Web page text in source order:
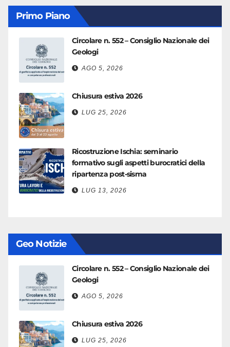
Primo Piano
Circolare n. 552 – Consiglio Nazionale dei
Geologi
AGO 5, 2026
Chiusura estiva 2026
LUG 25, 2026
Ricostruzione Ischia: seminario
formativo sugli aspetti burocratici della
ripartenza post-sisma
LUG 13, 2026
Geo Notizie
Circolare n. 552 – Consiglio Nazionale dei
Geologi
AGO 5, 2026
Chiusura estiva 2026
LUG 25, 2026